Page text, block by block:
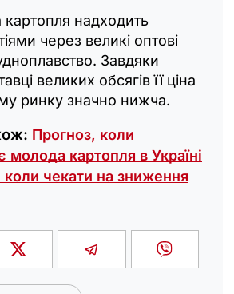
надходить
через великі оптові
Завдяки
великих обсягів її ціна
ринку значно нижча.
Прогноз, коли
картопля в Україні
коли чекати на зниження